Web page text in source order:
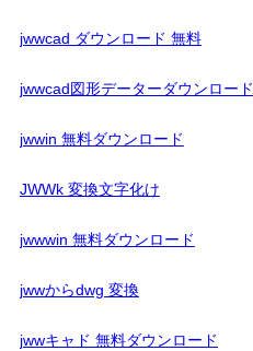
jwwcad ダウンロード 無料
jwwcad図形データーダウンロード
jwwin 無料ダウンロード
JWWk 変換文字化け
jwwwin 無料ダウンロード
jwwからdwg 変換
jwwキャド 無料ダウンロード